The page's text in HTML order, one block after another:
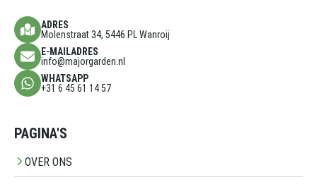
ADRES
Molenstraat 34, 5446 PL Wanroij
E-MAILADRES
info@majorgarden.nl
WHATSAPP
+31 6 45 61 14 57
PAGINA'S
OVER ONS